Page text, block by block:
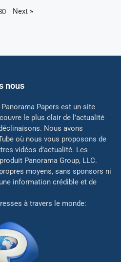
Next »
nous
Papers est un site
le plus clair de l’actualité
Nous avons
où nous vous proposons de
vidéos d’actualité. Les
Panorama Group, LLC.
moyens, sans sponsors ni
information crédible et de
à travers le monde: